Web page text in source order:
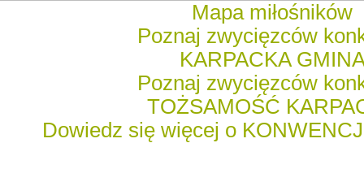
Mapa miłośników
Poznaj zwycięzców
KARPACKA
Poznaj zwycięzców
TOŻSAMOŚĆ
Dowiedz się więcej o